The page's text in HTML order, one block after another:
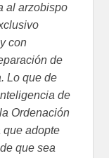
al arzobispo
con
de
Lo que de
de
Ordenación
que adopte
que sea